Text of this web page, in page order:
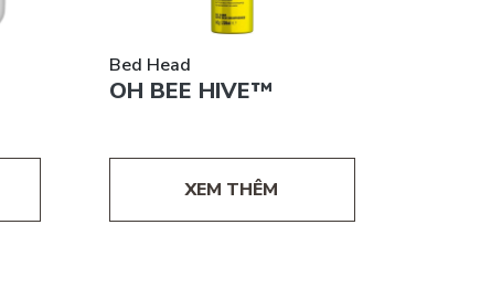
Bed Head
OH BEE HIVE™
XEM THÊM